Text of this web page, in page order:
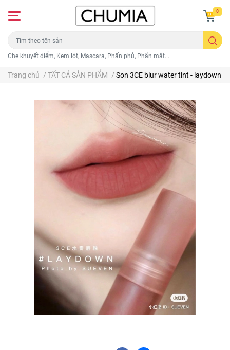
Che khuyết điểm, Kem lót, Mascara, Phấn phủ, Phấn mắt...
0
Trang chủ / TẤT CẢ SẢN PHẨM / Son 3CE blur water tint - laydown